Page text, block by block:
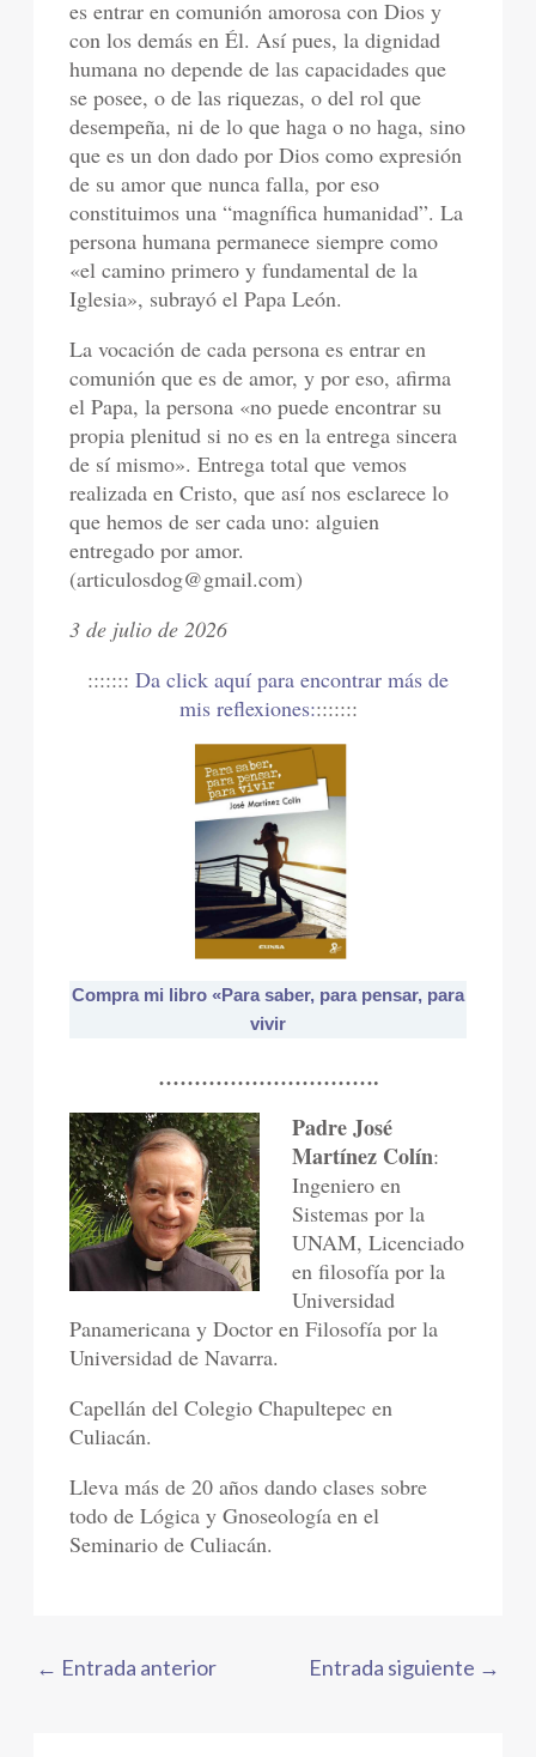
es entrar en comunión amorosa con Dios y
con los demás en Él. Así pues, la dignidad
humana no depende de las capacidades que
se posee, o de las riquezas, o del rol que
desempeña, ni de lo que haga o no haga, sino
que es un don dado por Dios como expresión
de su amor que nunca falla, por eso
constituimos una “magnífica humanidad”. La
persona humana permanece siempre como
«el camino primero y fundamental de la
Iglesia», subrayó el Papa León.
La vocación de cada persona es entrar en
comunión que es de amor, y por eso, afirma
el Papa, la persona «no puede encontrar su
propia plenitud si no es en la entrega sincera
de sí mismo». Entrega total que vemos
realizada en Cristo, que así nos esclarece lo
que hemos de ser cada uno: alguien
entregado por amor.
(articulosdog@gmail.com)
3 de julio de 2026
::::::: Da click aquí para encontrar más de
mis reflexiones::::::::
Compra mi libro «Para saber, para pensar, para
vivir
………………………….
Padre José
Martínez Colín:
Ingeniero en
Sistemas por la
UNAM, Licenciado
en filosofía por la
Universidad
Panamericana y Doctor en Filosofía por la
Universidad de Navarra.
Capellán del Colegio Chapultepec en
Culiacán.
Lleva más de 20 años dando clases sobre
todo de Lógica y Gnoseología en el
Seminario de Culiacán.
← Entrada anterior Entrada siguiente →